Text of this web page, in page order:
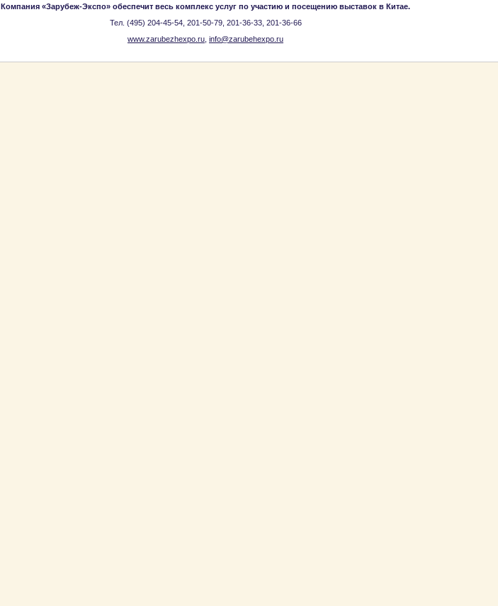
Компания «Зарубеж-Экспо» обеспечит весь комплекс услуг по участию и посещению выставок в Китае.
Тел. (495) 204-45-54, 201-50-79, 201-36-33, 201-36-66
www.zarubezhexpo.ru info@zarubehexpo.ru